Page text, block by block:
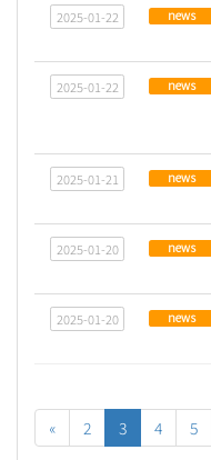
2025-01-22 news
2025-01-22 news
2025-01-21 news
2025-01-20 news
2025-01-20 news
« 2 3 4 5